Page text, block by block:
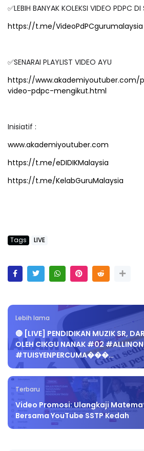
✅LEBIH BANYAK KOLEKSI VIDEO PDPC DI
https://t.me/VideoPdPCgurumalaysia
✅SENARAI PLAYLIST VIDEO AYU
https://www.akademiyoutuber.com/
video-pdpc-mengikut.html
Inisiatif :
www.akademiyoutuber.com
https://t.me/eDIDIKMalaysia
https://t.me/KelabGuruMalaysia
Tags LIVE
Lebih lama
🔴 [LIVE] PENDIDIKAN MUZIK SR,
OLEH CIKGU NANAK #02
#TUISYENPERCUMA���…
Terbaru
Video Promosi: Ulangkaji
Bersama YouTube SSTP Kedah